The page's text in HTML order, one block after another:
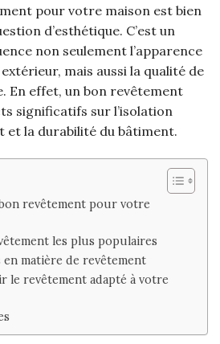
pour votre maison est bien
d’esthétique. C’est un
non seulement l’apparence
mais aussi la qualité de
En effet, un bon revêtement
significatifs sur l’isolation
et la durabilité du bâtiment.
revêtement pour votre
les plus populaires
matière de revêtement
le revêtement adapté à votre